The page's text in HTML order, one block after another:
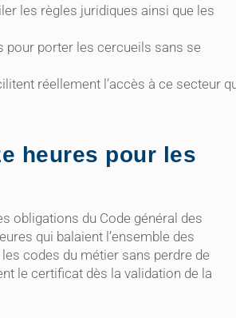
les règles juridiques ainsi que les
pour porter les cercueils sans se
réellement l’accès à ce secteur
heures pour les
obligations du Code général des
qui balaient l’ensemble des
codes du métier sans perdre de
le certificat dès la validation de la